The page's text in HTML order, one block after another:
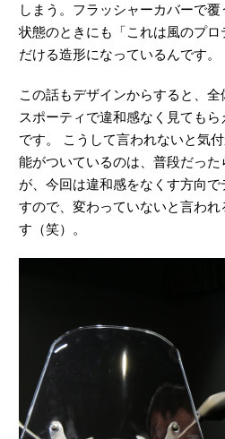
しまう。フラッシャーカバーで
状態のときにも「これは風のプ
だける造形になっているんです。
この話もデザインからすると、
スポーティで違和感なく見ても
です。 こうして言われないと気
能がついているのは、普段だっ
が、今回は違和感をなくす方向
すので、変わっていないと言わ
す（笑）。